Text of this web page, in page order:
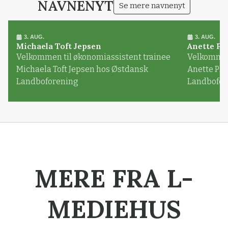
NAVNENYT Se mere navnenyt
3. AUG.
Michaela Toft Jepsen
Velkommen til økonomiassistent trainee
Michaela Toft Jepsen hos Østdansk
Landboforening
3. AUG.
Anette
Anette
MERE FRA L-
MEDIEHUS